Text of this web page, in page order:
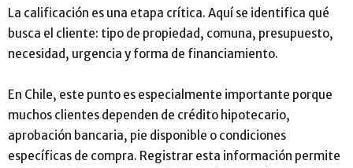
La calificación es una etapa crítica. Aquí se identifica qué
busca el cliente: tipo de propiedad, comuna, presupuesto,
necesidad, urgencia y forma de financiamiento.
En Chile, este punto es especialmente importante porque
muchos clientes dependen de crédito hipotecario,
aprobación bancaria, pie disponible o condiciones
específicas de compra. Registrar esta información permite